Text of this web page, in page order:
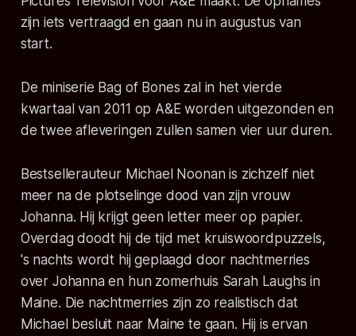
zijn iets vertraagd en gaan nu in augustus van
start.
De miniserie Bag of Bones zal in het vierde
kwartaal van 2011 op A&E worden uitgezonden en
de twee afleveringen zullen samen vier uur duren.
Bestsellerauteur Michael Noonan is zichzelf niet
meer na de plotselinge dood van zijn vrouw
Johanna. Hij krijgt geen letter meer op papier.
Overdag doodt hij de tijd met kruiswoordpuzzels,
's nachts wordt hij geplaagd door nachtmerries
over Johanna en hun zomerhuis Sarah Laughs in
Maine. Die nachtmerries zijn zo realistisch dat
Michael besluit naar Maine te gaan. Hij is ervan